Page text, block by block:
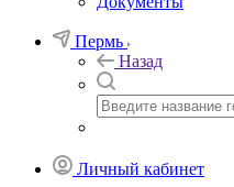
Пермь
Назад
Личный кабинет